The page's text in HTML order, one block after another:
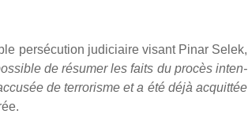
per­sé­cu­tion judi­ciaire visant Pinar Selek,
de résu­mer les faits du pro­cès inten­
de ter­ro­risme et a été déjà acquit­tée